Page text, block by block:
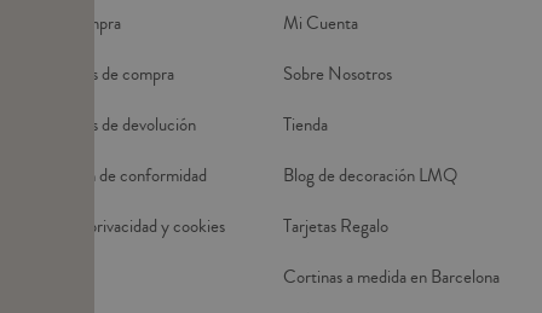
Guía de compra
Condiciones de compra
Condiciones de devolución
Declaración de conformidad
Política de privacidad y cookies
Mi Cuenta
Sobre Nosotros
Tienda
Blog de decoración LMQ
Tarjetas Regalo
Cortinas a medida en Barcelona